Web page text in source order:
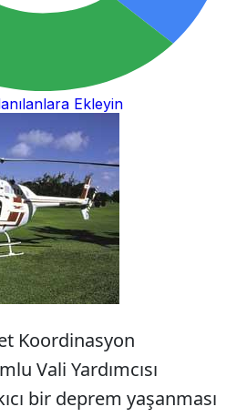
Ekleyin
Koordinasyon
Vali Yardımcısı
bir deprem yaşanması